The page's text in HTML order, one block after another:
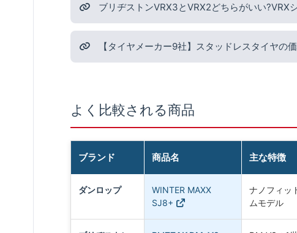
ブリヂストンVRX3とVRX2どちらがいい?VRX
【タイヤメーカー9社】スタッドレスタイヤの
よく比較される商品
ブランド 商品名 主な特徴
ダンロップ
WINTER MAXX
SJ8+
ナノフィッ
ムモデル